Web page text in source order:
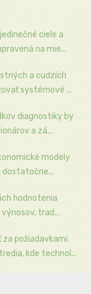
ciele a
na mie...
a cudzích
systémové ...
diagnostiky by
a zá...
modely
dostatočne...
hodnotenia
trad...
za požiadavkami
kde technol...